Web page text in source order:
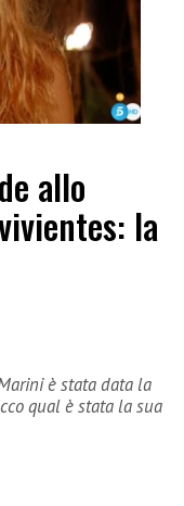
allo
la
è stata data la
qual è stata la sua